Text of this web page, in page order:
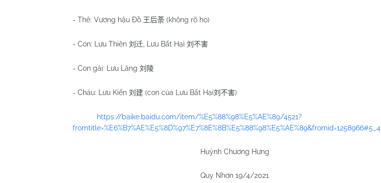
- Thê: Vương hậu Đồ 王后荼 (không rõ họ)
- Con: Lưu Thiên 刘迁 , Lưu Bất Hại 刘不害
- Con gái: Lưu Lăng 刘陵
- Cháu: Lưu Kiến 刘建 (con của Lưu Bất Hại刘不害)
https://baike.baidu.com/item/%E5%88%98%E5%AE%89/4521?
fromtitle=%E6%B7%AE%E5%8D%97%E7%8E%8B%E5%88%98%E5%AE%89&fromid=1258966#5_4
Huỳnh Chương Hưng
Quy Nhơn 19/4/2021